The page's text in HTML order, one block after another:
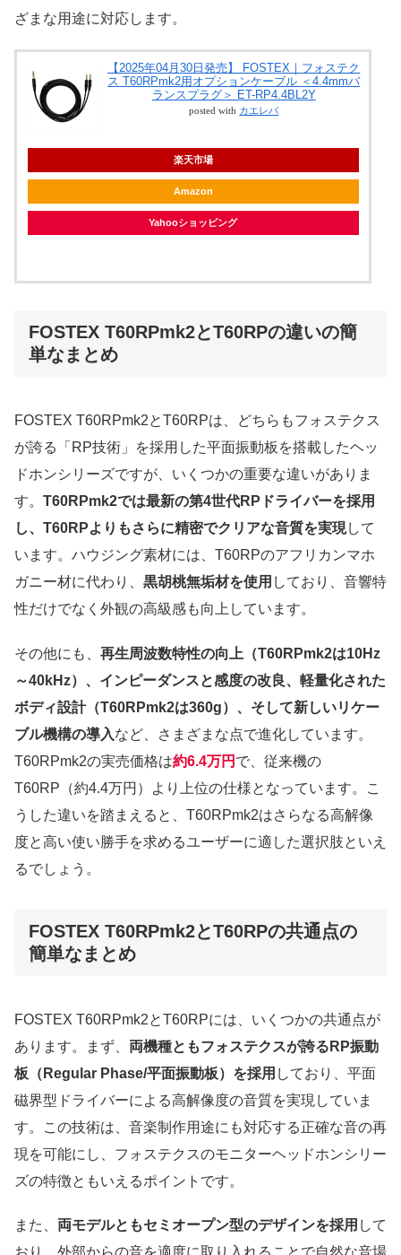
ざまな用途に対応します。
【2025年04月30日発売】 FOSTEX｜フォステク
ス T60RPmk2用オプションケーブル ＜4.4mmバ
ランスプラグ＞ ET-RP4.4BL2Y
posted with カエレバ
楽天市場
Amazon
Yahooショッピング
FOSTEX T60RPmk2とT60RPの違いの簡
単なまとめ
FOSTEX T60RPmk2とT60RPは、どちらもフォステクス
が誇る「RP技術」を採用した平面振動板を搭載したヘッ
ドホンシリーズですが、いくつかの重要な違いがありま
す。 T60RPmk2では最新の第4世代RPドライバーを採用
し、T60RPよりもさらに精密でクリアな音質を実現して
います。ハウジング素材には、T60RPのアフリカンマホ
ガニー材に代わり、 黒胡桃無垢材を使用 しており、音響特
性だけでなく外観の高級感も向上しています。
その他にも、 再生周波数特性の向上（T60RPmk2は10Hz
～40kHz）、インピーダンスと感度の改良、軽量化された
ボディ設計（T60RPmk2は360g）、そして新しいリケー
ブル機構の導入など、さまざまな点で進化しています。
T60RPmk2の実売価格は約6.4万円 で、従来機の
T60RP（約4.4万円）より上位の仕様となっています。こ
うした違いを踏まえると、T60RPmk2はさらなる高解像
度と高い使い勝手を求めるユーザーに適した選択肢といえ
るでしょう。
FOSTEX T60RPmk2とT60RPの共通点の
簡単なまとめ
FOSTEX T60RPmk2とT60RPには、いくつかの共通点が
あります。まず、 両機種ともフォステクスが誇るRP振動
板（Regular Phase/平面振動板）を採用 しており、平面
磁界型ドライバーによる高解像度の音質を実現していま
す。この技術は、音楽制作用途にも対応する正確な音の再
現を可能にし、フォステクスのモニターヘッドホンシリー
ズの特徴ともいえるポイントです。
また、 両モデルともセミオープン型のデザインを採用 して
おり、外部からの音を適度に取り入れることで自然な音場